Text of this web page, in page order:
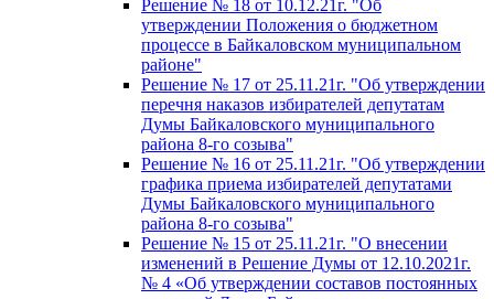
Решение № 18 от 10.12.21г. "Об
утверждении Положения о бюджетном
процессе в Байкаловском муниципальном
районе"
Решение № 17 от 25.11.21г. "Об утверждении
перечня наказов избирателей депутатам
Думы Байкаловского муниципального
района 8-го созыва"
Решение № 16 от 25.11.21г. "Об утверждении
графика приема избирателей депутатами
Думы Байкаловского муниципального
района 8-го созыва"
Решение № 15 от 25.11.21г. "О внесении
изменений в Решение Думы от 12.10.2021г.
№ 4 «Об утверждении составов постоянных